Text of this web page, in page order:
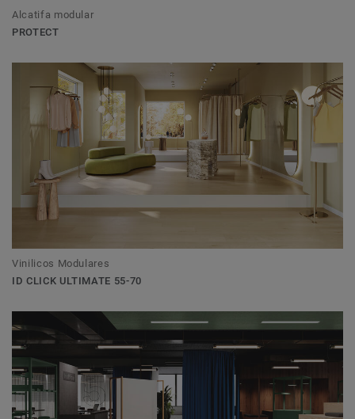
Alcatifa modular
PROTECT
Vinilicos Modulares
ID CLICK ULTIMATE 55-70